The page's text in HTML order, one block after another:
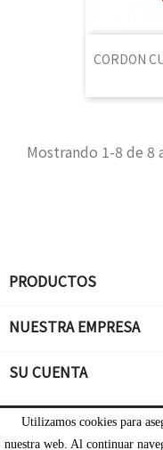
Utilizamos cookies para
nuestra web. Al continuar
CORDON
Mostrando 1-8 de 8
PRODUCTOS
NUESTRA EMPRESA
SU CUENTA
INFORMACIÓN DE LA